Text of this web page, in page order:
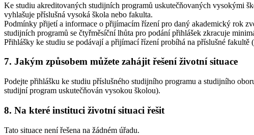
Ke studiu akreditovaných studijních programů uskutečňovaných vysokými
vyhlašuje příslušná vysoká škola nebo fakulta.
Podmínky přijetí a informace o přijímacím řízení pro daný akademický rok
studijních programů se čtyřměsíční lhůta pro podání přihlášek zkracuje
Přihlášky ke studiu se podávají a přijímací řízení probíhá na příslušné fakultě
7. Jakým způsobem můžete zahájit řešení životní situace
Podejte přihlášku ke studiu příslušného studijního programu a studijního
studijní program uskutečňován vysokou školou).
8. Na které instituci životní situaci řešit
Tato situace není řešena na žádném úřadu.